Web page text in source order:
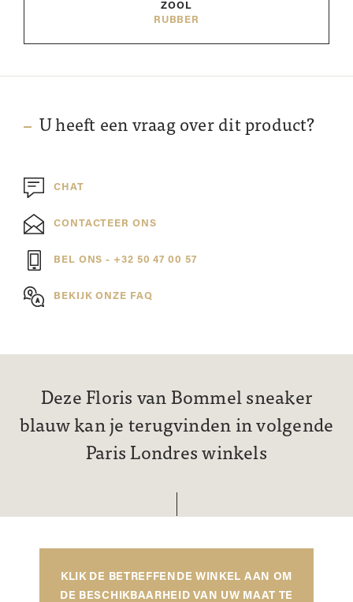
ZOOL
RUBBER
U heeft een vraag over dit product?
CHAT
CONTACTEER ONS
BEL ONS - +32 50 47 00 57
BEKIJK ONZE FAQ
Deze Floris van Bommel sneaker
blauw kan je terugvinden in volgende
Paris Londres winkels
KLIK DE BETREFFENDE WINKEL AAN OM
DE BESCHIKBAARHEID VAN UW MAAT TE